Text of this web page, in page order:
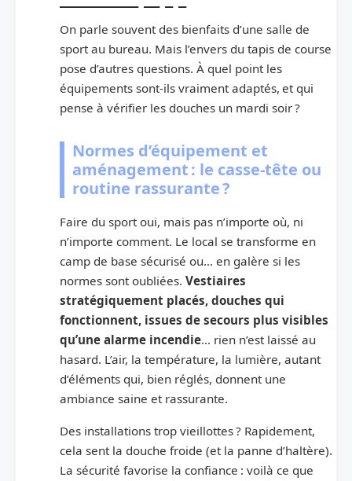
On parle souvent des bienfaits d’une salle de
sport au bureau. Mais l’envers du tapis de course
pose d’autres questions. À quel point les
équipements sont-ils vraiment adaptés, et qui
pense à vérifier les douches un mardi soir ?
Normes d’équipement et
aménagement : le casse-tête ou
routine rassurante ?
Faire du sport oui, mais pas n’importe où, ni
n’importe comment. Le local se transforme en
camp de base sécurisé ou… en galère si les
normes sont oubliées. Vestiaires
stratégiquement placés, douches qui
fonctionnent, issues de secours plus visibles
qu’une alarme incendie… rien n’est laissé au
hasard. L’air, la température, la lumière, autant
d’éléments qui, bien réglés, donnent une
ambiance saine et rassurante.
Des installations trop vieillottes ? Rapidement,
cela sent la douche froide (et la panne d’haltère).
La sécurité favorise la confiance : voilà ce que